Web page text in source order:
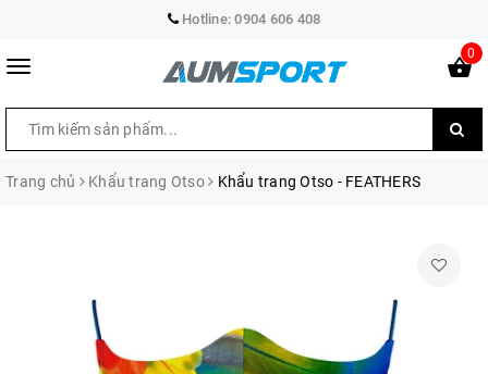
Hotline:0904 606 408
0
Trang chủ Khẩu trang Otso Khẩu trang Otso - FEATHERS